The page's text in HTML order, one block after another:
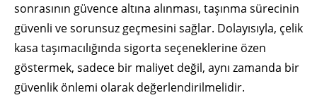
sonrasının güvence altına alınması, taşınma sürecinin
güvenli ve sorunsuz geçmesini sağlar. Dolayısıyla, çelik
kasa taşımacılığında sigorta seçeneklerine özen
göstermek, sadece bir maliyet değil, aynı zamanda bir
güvenlik önlemi olarak değerlendirilmelidir.